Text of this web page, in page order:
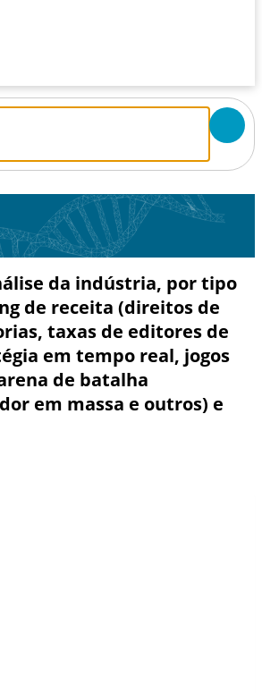
da indústria, por tipo
de receita (direitos de
taxas de editores de
em tempo real, jogos
de batalha
em massa e outros) e